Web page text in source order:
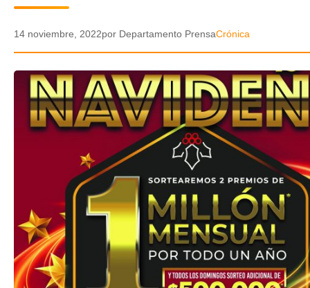
AUDIOS
VIDEOS
GALERIA DE FOTOS
APP MÓVIL
TRANSPARENCIA
14 noviembre, 2022por Departamento PrensaCrónica